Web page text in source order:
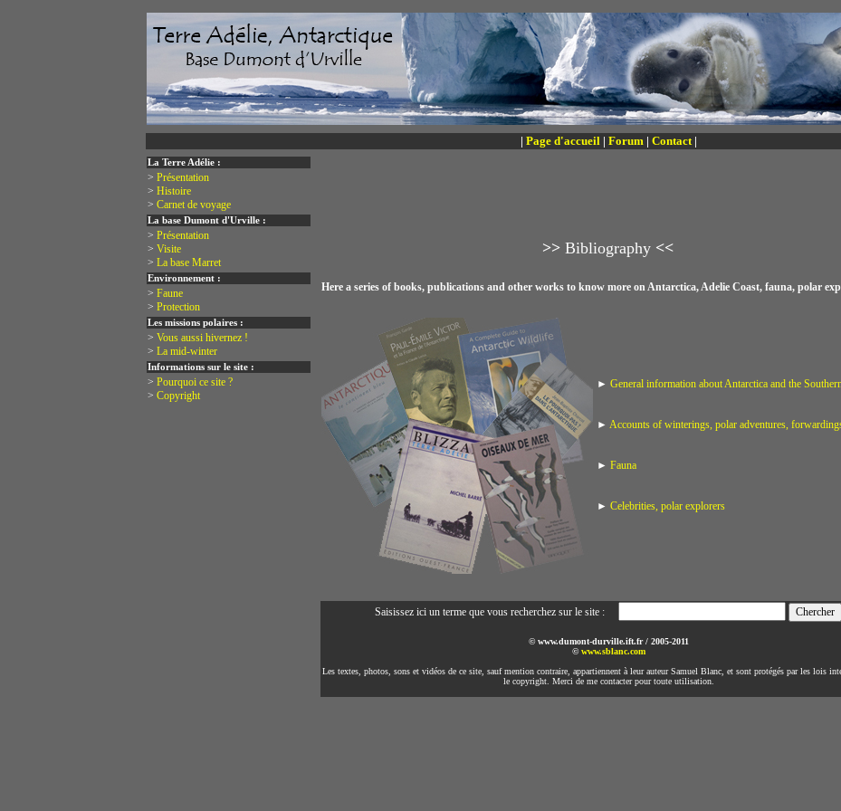
| Page d'accueil| Forum| Contact|
La Terre Adélie :
> Présentation
> Histoire
> Carnet de voyage
La base Dumont d'Urville :
> Présentation
> Visite
> La base Marret
Environnement :
> Faune
> Protection
Les missions polaires :
> Vous aussi hivernez !
> La mid-winter
Informations sur le site :
> Pourquoi ce site ?
> Copyright
>> Bibliography <<
Here a series of books, publications and other works to know more on Antarctica, Adelie Coast, fauna, polar
► General information about Antarctica and the
► Accounts of winterings, polar adventures,
► Fauna
► Celebrities, polar explorers
Saisissez ici un terme que vous recherchez sur le site :
© www.dumont-durville.ift.fr / 2005-2011
©www.sblanc.com
Les textes, photos, sons et vidéos de ce site, sauf mention contraire, appartiennent à leur auteur Samuel Blanc, et sont protégés par les lois
le copyright. Merci de me contacter pour toute utilisation.